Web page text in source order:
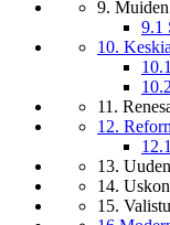
9.
9.1
10.
11.
12.
13.
14.
15.